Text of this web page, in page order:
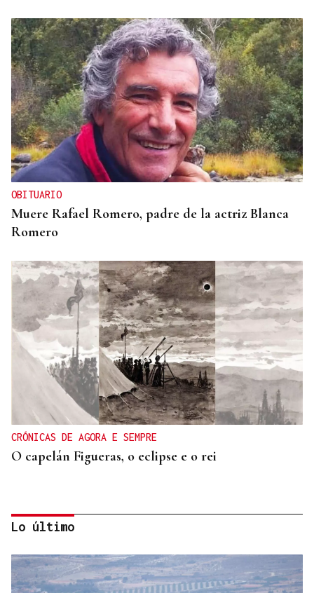
OBITUARIO
Muere Rafael Romero, padre de la actriz Blanca
Romero
CRÓNICAS DE AGORA E SEMPRE
O capelán Figueras, o eclipse e o rei
Lo último